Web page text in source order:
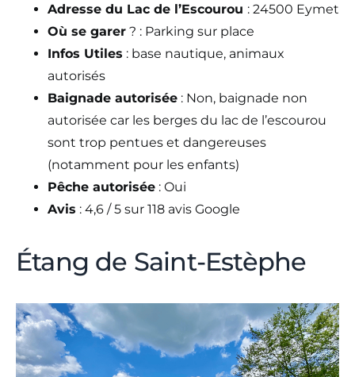
Adresse du Lac de l’Escourou : 24500 Eymet
Où se garer ? : Parking sur place
Infos Utiles : base nautique, animaux
autorisés
Baignade autorisée : Non, baignade non
autorisée car les berges du lac de l’escourou
sont trop pentues et dangereuses
(notamment pour les enfants)
Pêche autorisée : Oui
Avis : 4,6 / 5 sur 118 avis Google
Étang de Saint-Estèphe